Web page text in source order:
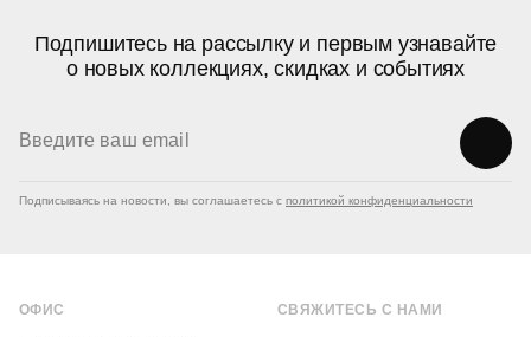
Подпишитесь на рассылку и первым узнавайте
о новых коллекциях, скидках и событиях
Подписываясь на новости, вы соглашаетесь с политикой конфиденциальности
ОФИС СВЯЖИТЕСЬ С НАМИ